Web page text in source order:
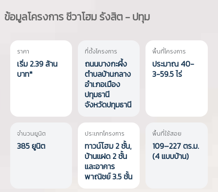
ข้อมูลโครงการชีวาโฮม รังสิต - ปทุม
ราคา
เริ่ม 2.39 ล้าน
บาท*
ที่ตั้งโครงการ
ถนนบางกะผึ้ง
ตำบลบ้านกลาง
อำเภอเมือง
ปทุมธานี
จังหวัดปทุมธานี
พื้นที่โครงการ
ประมาณ 40-
3-59.5 ไร่
จำนวนยูนิต
385 ยูนิต
ประเภทโครงการ
ทาวน์โฮม 2 ชั้น,
บ้านแฝด 2 ชั้น
และอาคาร
พาณิชย์ 3.5 ชั้น
พื้นที่ใช้สอย
109–227 ตร.ม.
(4 แบบบ้าน)